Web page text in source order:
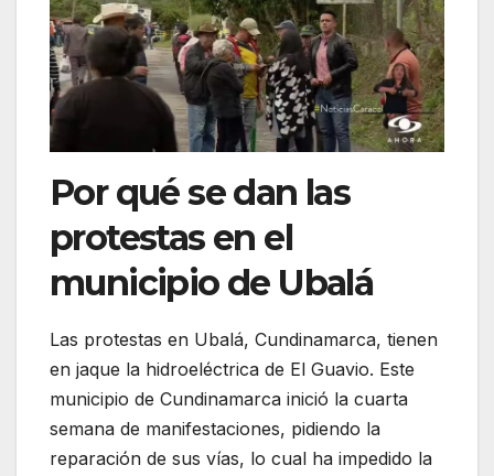
Por qué se dan las
protestas en el
municipio de Ubalá
Las protestas en Ubalá, Cundinamarca, tienen
en jaque la hidroeléctrica de El Guavio. Este
municipio de Cundinamarca inició la cuarta
semana de manifestaciones, pidiendo la
reparación de sus vías, lo cual ha impedido la